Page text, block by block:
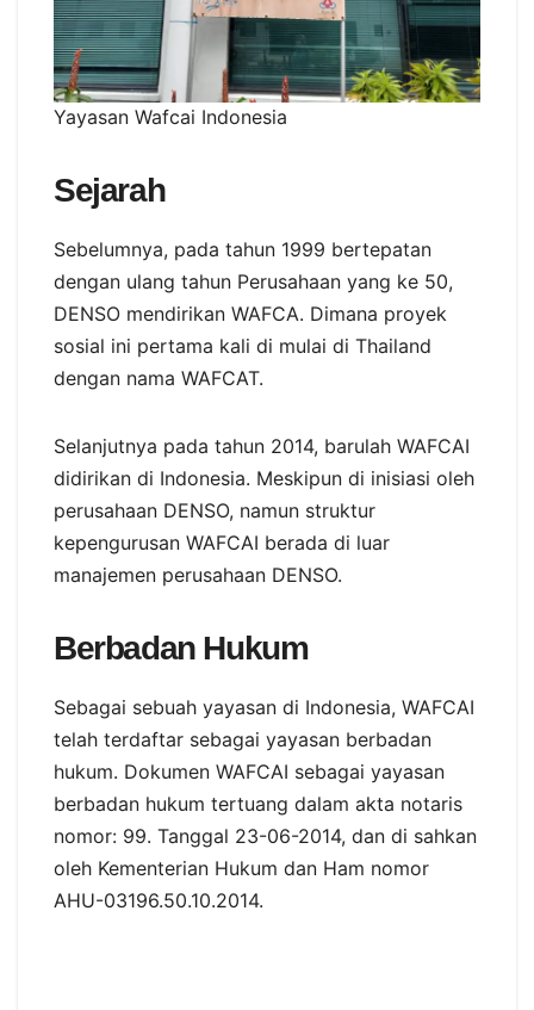
Yayasan Wafcai Indonesia
Sejarah
Sebelumnya, pada tahun 1999 bertepatan
dengan ulang tahun Perusahaan yang ke 50,
DENSO mendirikan WAFCA. Dimana proyek
sosial ini pertama kali di mulai di Thailand
dengan nama WAFCAT.
Selanjutnya pada tahun 2014, barulah WAFCAI
didirikan di Indonesia. Meskipun di inisiasi oleh
perusahaan DENSO, namun struktur
kepengurusan WAFCAI berada di luar
manajemen perusahaan DENSO.
Berbadan Hukum
Sebagai sebuah yayasan di Indonesia, WAFCAI
telah terdaftar sebagai yayasan berbadan
hukum. Dokumen WAFCAI sebagai yayasan
berbadan hukum tertuang dalam akta notaris
nomor: 99. Tanggal 23-06-2014, dan di sahkan
oleh Kementerian Hukum dan Ham nomor
AHU-03196.50.10.2014.